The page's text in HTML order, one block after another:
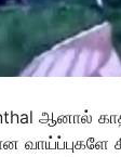
ஆனால்
வாய்ப்புகளே